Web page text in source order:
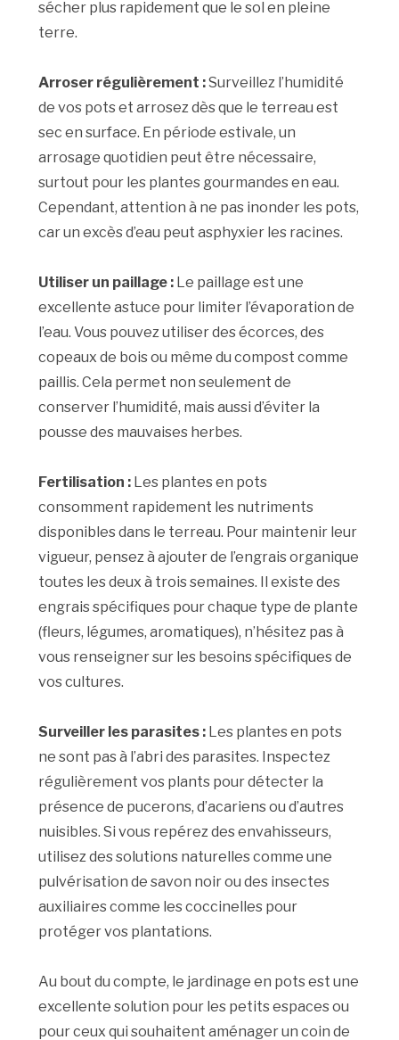
sécher plus rapidement que le sol en pleine
terre.
Arroser régulièrement :Surveillez l’humidité
de vos pots et arrosez dès que le terreau est
sec en surface. En période estivale, un
arrosage quotidien peut être nécessaire,
surtout pour les plantes gourmandes en eau.
Cependant, attention à ne pas inonder les pots,
car un excès d’eau peut asphyxier les racines.
Utiliser un paillage : Le paillage est une
excellente astuce pour limiter l’évaporation de
l’eau. Vous pouvez utiliser des écorces, des
copeaux de bois ou même du compost comme
paillis. Cela permet non seulement de
conserver l’humidité, mais aussi d’éviter la
pousse des mauvaises herbes.
Fertilisation : Les plantes en pots
consomment rapidement les nutriments
disponibles dans le terreau. Pour maintenir leur
vigueur, pensez à ajouter de l’engrais organique
toutes les deux à trois semaines. Il existe des
engrais spécifiques pour chaque type de plante
(fleurs, légumes, aromatiques), n’hésitez pas à
vous renseigner sur les besoins spécifiques de
vos cultures.
Surveiller les parasites : Les plantes en pots
ne sont pas à l’abri des parasites. Inspectez
régulièrement vos plants pour détecter la
présence de pucerons, d’acariens ou d’autres
nuisibles. Si vous repérez des envahisseurs,
utilisez des solutions naturelles comme une
pulvérisation de savon noir ou des insectes
auxiliaires comme les coccinelles pour
protéger vos plantations.
Au bout du compte, le jardinage en pots est une
excellente solution pour les petits espaces ou
pour ceux qui souhaitent aménager un coin de